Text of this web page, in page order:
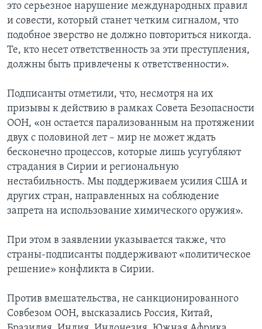
это серьезное нарушение международных правил
и совести, который станет четким сигналом, что
подобное зверство не должно повториться никогда.
Те, кто несет ответственность за эти преступления,
должны быть привлечены к ответственности».
Подписанты отметили, что, несмотря на их
призывы к действию в рамках Совета Безопасности
ООН, «он остается парализованным на протяжении
двух с половиной лет – мир не может ждать
бесконечно процессов, которые лишь усугубляют
страдания в Сирии и региональную
нестабильность. Мы поддерживаем усилия США и
других стран, направленных на соблюдение
запрета на использование химического оружия».
При этом в заявлении указывается также, что
страны-подписанты поддерживают «политическое
решение» конфликта в Сирии.
Против вмешательства, не санкционированного
Совбезом ООН, высказались Россия, Китай,